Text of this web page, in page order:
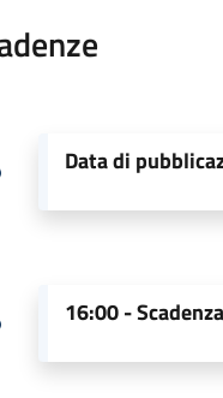
Data di
16:00 -